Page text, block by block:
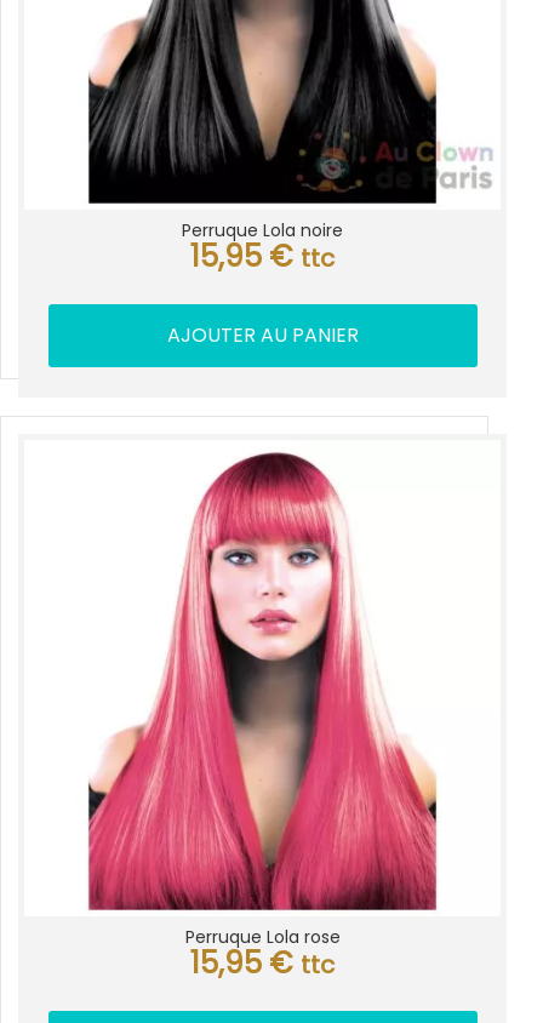
Perruque Lola noire
15,95 € ttc
AJOUTER AU PANIER
Perruque Lola rose
15,95 € ttc